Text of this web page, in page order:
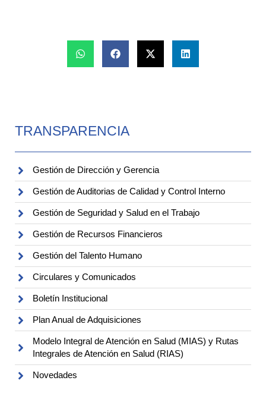
TRANSPARENCIA
Gestión de Dirección y Gerencia
Gestión de Auditorias de Calidad y Control Interno
Gestión de Seguridad y Salud en el Trabajo
Gestión de Recursos Financieros
Gestión del Talento Humano
Circulares y Comunicados
Boletín Institucional
Plan Anual de Adquisiciones
Modelo Integral de Atención en Salud (MIAS) y Rutas
Integrales de Atención en Salud (RIAS)
Novedades